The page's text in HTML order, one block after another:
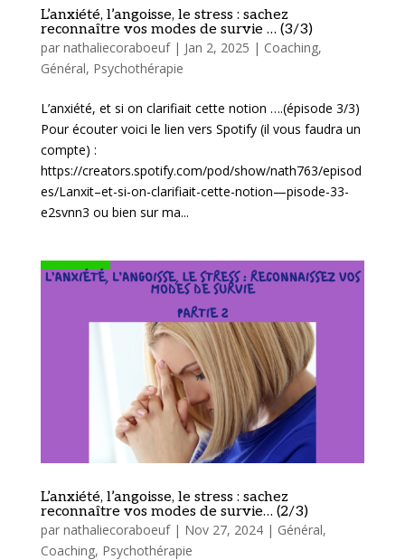
L’anxiété, l’angoisse, le stress : sachez
reconnaître vos modes de survie … (3/3)
par nathaliecoraboeuf| Jan 2, 2025 | Coaching,
Général, Psychothérapie
L’anxiété, et si on clarifiait cette notion ….(épisode 3/3)
Pour écouter voici le lien vers Spotify (il vous faudra un
compte) :
https://creators.spotify.com/pod/show/nath763/episod
es/Lanxit–et-si-on-clarifiait-cette-notion—pisode-33-
e2svnn3 ou bien sur ma...
L’anxiété, l’angoisse, le stress : sachez
reconnaître vos modes de survie… (2/3)
par nathaliecoraboeuf| Nov 27, 2024| Général,
Coaching, Psychothérapie